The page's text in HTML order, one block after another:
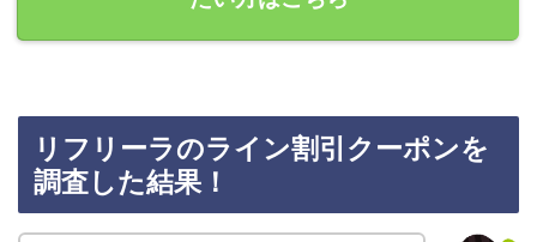
リフリーラのライン割引クーポンを
調査した結果！